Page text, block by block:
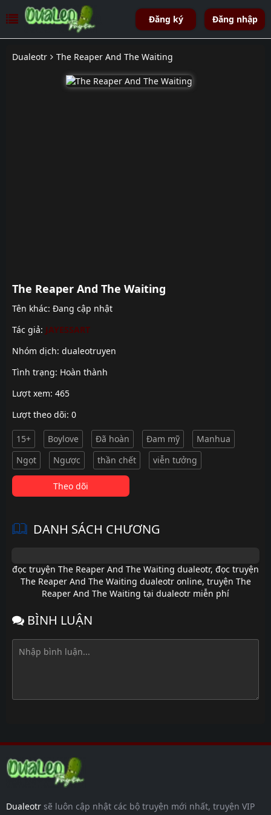
Đăng ký Đăng nhập
Dualeotr The Reaper And The Waiting
The Reaper And The Waiting
Tên khác: Đang cập nhật
Tác giả: JAYESSART
Nhóm dịch: dualeotruyen
Tình trạng: Hoàn thành
Lượt xem: 465
Lượt theo dõi: 0
15+ Boylove Đã hoàn Đam mỹ
Manhua
Ngọt
Ngược thần chết viễn tưởng
Theo dõi
DANH SÁCH CHƯƠNG
đọc truyện The Reaper And The Waiting dualeotr, đọc truyện
The Reaper And The Waiting dualeotr online, truyện The
Reaper And The Waiting tại dualeotr miễn phí
BÌNH LUẬN
Dualeotr sẽ luôn cập nhật các bộ truyện mới nhất, truyện VIP